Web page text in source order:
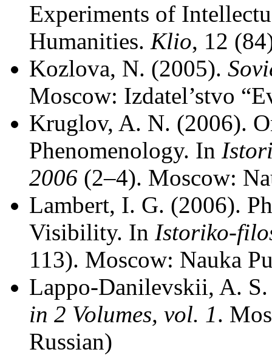
Experiments of
Humanities. Klio, 12
Kozlova, N. (2005).
Moscow: Izdatel’stvo
Kruglov, A. N. (2006).
Phenomenology. In
2006 (2–4). Moscow:
Lambert, I. G. (2006).
Visibility. In Istoriko-
113). Moscow: Nauka
Lappo-Danilevskii, A.
in 2 Volumes, vol. 1.
Russian)